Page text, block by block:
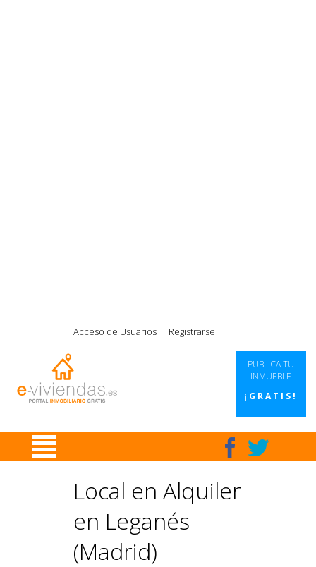
Acceso de Usuarios Registrarse
PUBLICA TU
INMUEBLE
¡GRATIS!
Local en Alquiler
en Leganés
(Madrid)